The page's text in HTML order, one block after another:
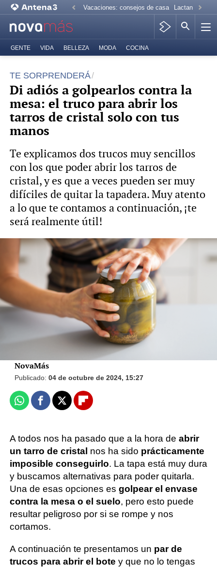
Vacaciones: consejos de casa Lactancia
GENTE VIDA BELLEZA MODA COCINA
TE SORPRENDERÁ
Di adiós a golpearlos contra la
mesa: el truco para abrir los
tarros de cristal solo con tus
manos
Te explicamos dos trucos muy sencillos
con los que poder abrir los tarros de
cristal, y es que a veces pueden ser muy
difíciles de quitar la tapadera. Muy atento
a lo que te contamos a continuación, ¡te
será realmente útil!
Vídeo: Hyliacom Foto: iStock
Cómo eliminar fácilmente el pegamento
que se queda de las etiquetas en tarros de
cristal
NovaMás
Publicado: 04 de octubre de 2024, 15:27
WhatsappFacebook
X Flipboard
A todos nos ha pasado que a la hora de abrir
un tarro de cristal nos ha sido prácticamente
imposible conseguirlo. La tapa está muy dura
y buscamos alternativas para poder quitarla.
Una de esas opciones es golpear el envase
contra la mesa o el suelo, pero esto puede
resultar peligroso por si se rompe y nos
cortamos.
A continuación te presentamos un par de
trucos para abrir el bote y que no lo tengas